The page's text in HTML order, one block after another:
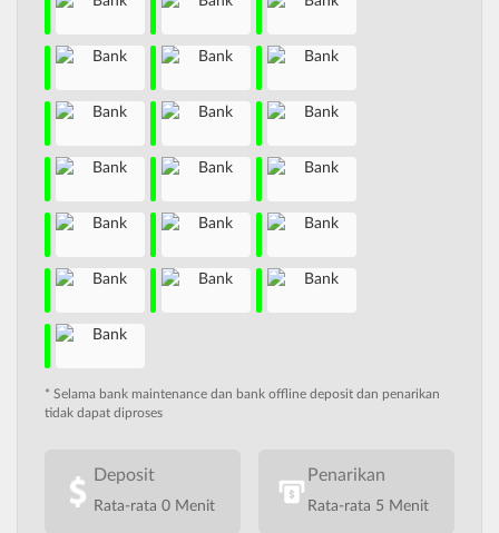
* Selama bank maintenance dan bank offline deposit dan penarikan
tidak dapat diproses
Deposit
Rata-rata 0 Menit
Penarikan
Rata-rata 5 Menit